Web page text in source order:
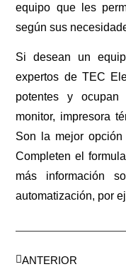
equipo que les
según sus
Si desean un
expertos de TEC
potentes y
monitor, impresora
Son la mejor
Completen el
más información
automatización, por
ANTERIOR